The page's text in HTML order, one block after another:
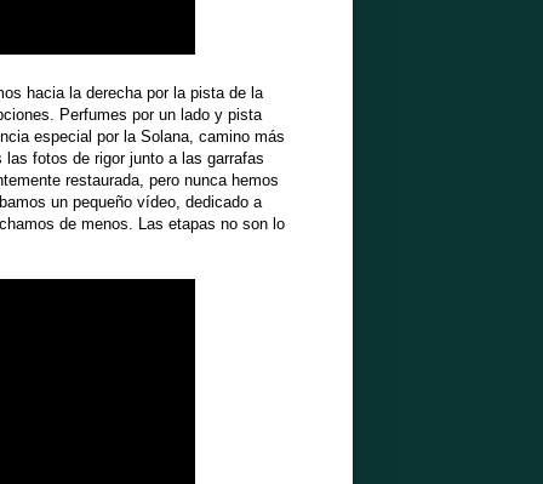
hacia la derecha por la pista de la
Perfumes por un lado y pista
especial por la Solana, camino más
fotos de rigor junto a las garrafas
restaurada, pero nunca hemos
un pequeño vídeo, dedicado a
de menos. Las etapas no son lo